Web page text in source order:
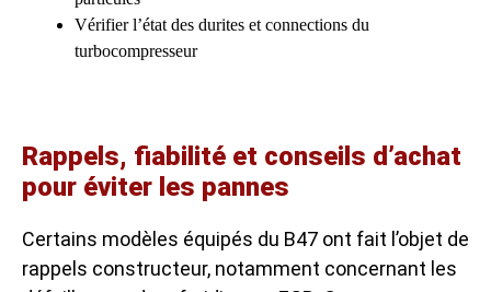
Vérifier l’état des durites et connections du
turbocompresseur
Rappels, fiabilité et conseils d’achat
pour éviter les pannes
Certains modèles équipés du B47 ont fait l’objet de
rappels constructeur, notamment concernant les